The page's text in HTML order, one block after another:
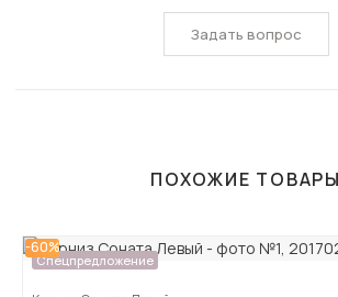
Задать вопрос
ПОХОЖИЕ ТОВАРЫ
-60%
Спецпредложение